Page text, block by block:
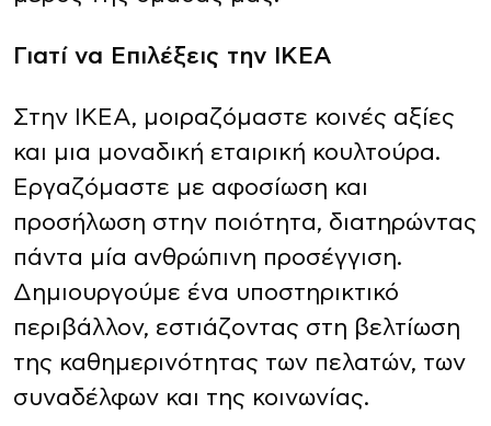
Γιατί να Επιλέξεις την ΙΚΕΑ
Στην ΙΚΕΑ, μοιραζόμαστε κοινές αξίες
και μια μοναδική εταιρική κουλτούρα.
Εργαζόμαστε με αφοσίωση και
προσήλωση στην ποιότητα, διατηρώντας
πάντα μία ανθρώπινη προσέγγιση.
Δημιουργούμε ένα υποστηρικτικό
περιβάλλον, εστιάζοντας στη βελτίωση
της καθημερινότητας των πελατών, των
συναδέλφων και της κοινωνίας.